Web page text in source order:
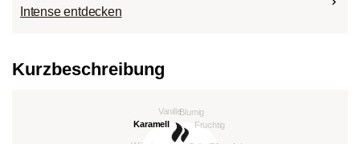
Intense entdecken
Kurzbeschreibung